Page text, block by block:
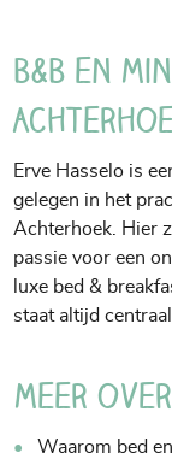
B&B en
Erve Hasselo is
gelegen in het
Achterhoek. Hier
passie voor een
luxe bed &
staat altijd
Meer over
Waarom bed